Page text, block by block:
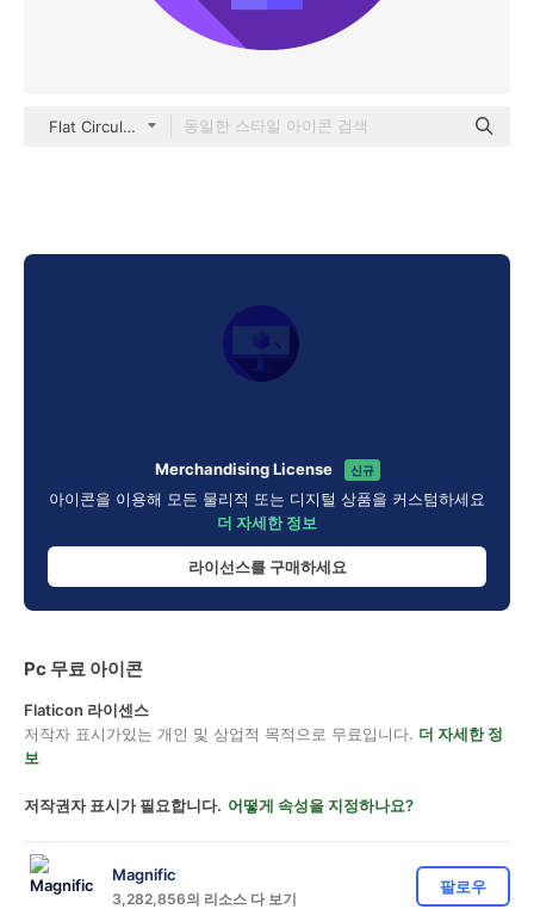
Flat Circular Flat
Merchandising License 신규
아이콘을 이용해 모든 물리적 또는 디지털 상품을 커스텀하세요
더 자세한 정보
라이선스를 구매하세요
Pc 무료 아이콘
Flaticon 라이센스
저작자 표시가있는 개인 및 상업적 목적으로 무료입니다. 더 자세한 정
보
저작권자 표시가 필요합니다. 어떻게 속성을 지정하나요?
Magnific
3,282,856의 리소스 다 보기
팔로우